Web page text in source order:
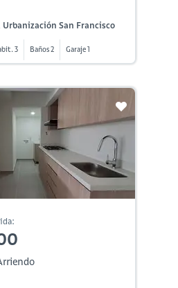
Urbanización San Francisco
3 Baños 2 Garaje 1